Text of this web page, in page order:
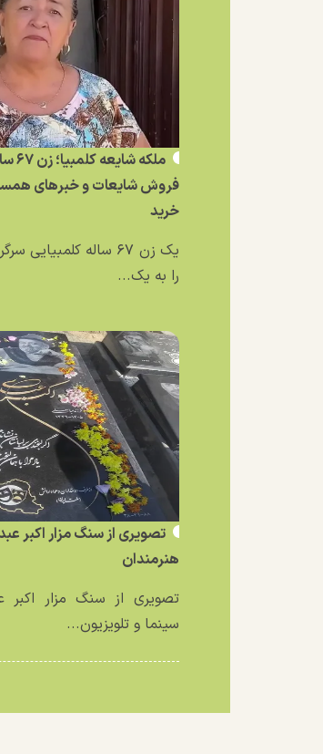
فروش شایعات و خبر‌های
خرید
یک زن ۶۷ ساله
را به یک...
تصویری از سنگ مزار اکبر
هنرمندان
تصویری از سنگ مزار اکبر
سینما و تلویزیون...